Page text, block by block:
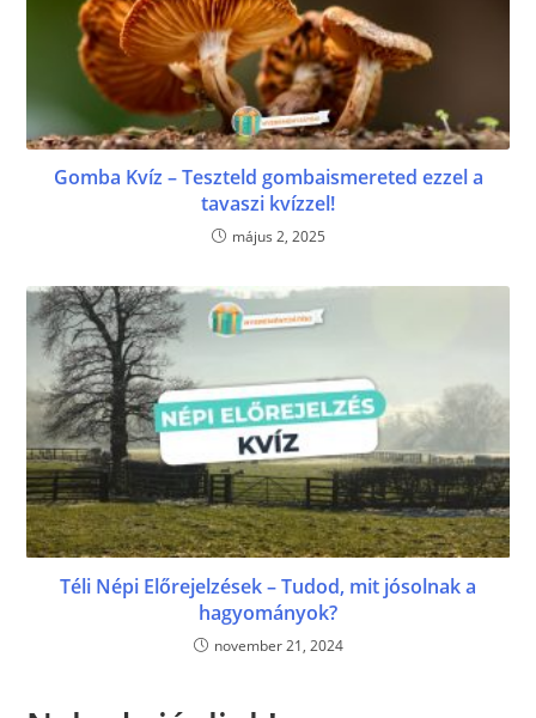
Gomba Kvíz – Teszteld gombaismereted ezzel a
tavaszi kvízzel!
május 2, 2025
Téli Népi Előrejelzések – Tudod, mit jósolnak a
hagyományok?
november 21, 2024